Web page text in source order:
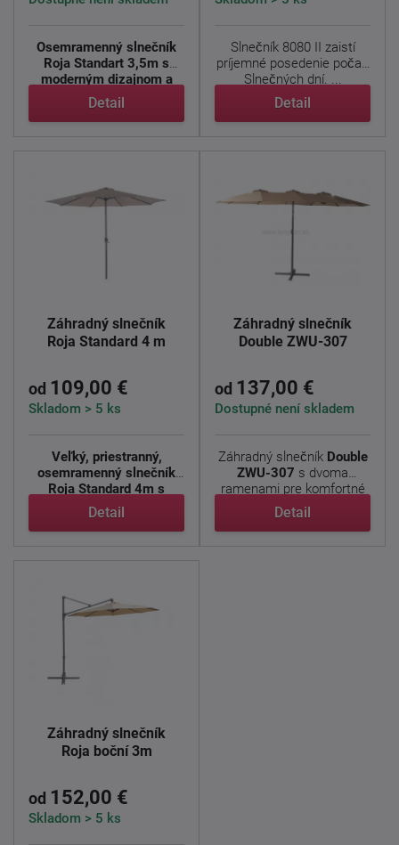
Osemramenný slnečník
Roja Standart 3,5m s
moderným dizajnom a
pevnou ...
Detail
Slnečník 8080 II zaistí
príjemné posedenie počas
Slnečných dní. ...
Detail
Záhradný slnečník
Roja Standard 4 m
od 109,00 €
Skladom > 5 ks
Veľký, priestranný,
osemramenný slnečník
Roja Standard 4m s
moderným ...
Detail
Záhradný slnečník
Double ZWU-307
od 137,00 €
Dostupné není skladem
Záhradný slnečník Double
ZWU-307 s dvoma
ramenami pre komfortné
...
Detail
Záhradný slnečník
Roja boční 3m
od 152,00 €
Skladom > 5 ks